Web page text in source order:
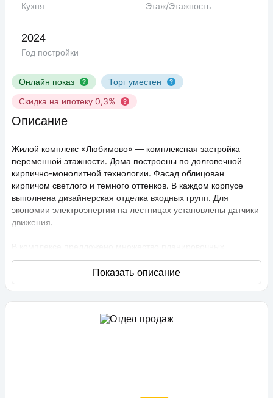
Онлайн показ
Торг уместен
Скидка на ипотеку 0,3%
Кухня Этаж/Этажность
2024
Год постройки
Описание
Жилой комплекс «Любимово» — комплексная застройка
переменной этажности. Дома построены по долговечной
кирпично-монолитной технологии. Фасад облицован
кирпичом светлого и темного оттенков. В каждом корпусе
выполнена дизайнерская отделка входных групп. Для
экономии электроэнергии на лестницах установлены датчики
движения.
В комплексе предложено множество планировочных
решений: в наличии квартиры, как классического типа, так и
европланировки. Они сдаются с подчистовой отделкой,
высота потолков составляет 2,75 метра. В квартирах